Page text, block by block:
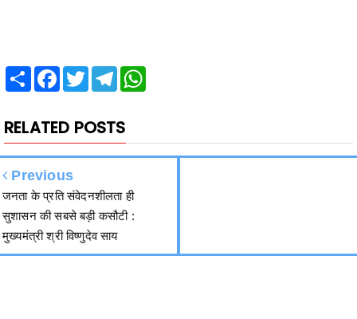
Share Facebook
Twitter Telegram
RELATED POSTS
Previous
जनता के प्रति संवेदनशीलता ही
सुशासन की सबसे बड़ी कसौटी :
मुख्यमंत्री श्री विष्णुदेव साय